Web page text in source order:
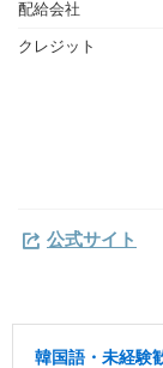
配給会社
クレジット
公式サイト
韓国語・未経験